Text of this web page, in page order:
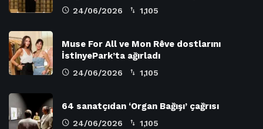
24/06/2026 1,105
Muse For All ve Mon Rêve dostlarını
İstinyePark’ta ağırladı
24/06/2026 1,105
64 sanatçıdan ‘Organ Bağışı’ çağrısı
24/06/2026 1,105